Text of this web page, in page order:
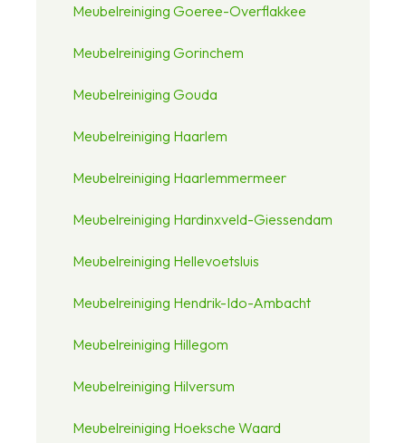
Meubelreiniging Goeree-Overflakkee
Meubelreiniging Gorinchem
Meubelreiniging Gouda
Meubelreiniging Haarlem
Meubelreiniging Haarlemmermeer
Meubelreiniging Hardinxveld-Giessendam
Meubelreiniging Hellevoetsluis
Meubelreiniging Hendrik-Ido-Ambacht
Meubelreiniging Hillegom
Meubelreiniging Hilversum
Meubelreiniging Hoeksche Waard